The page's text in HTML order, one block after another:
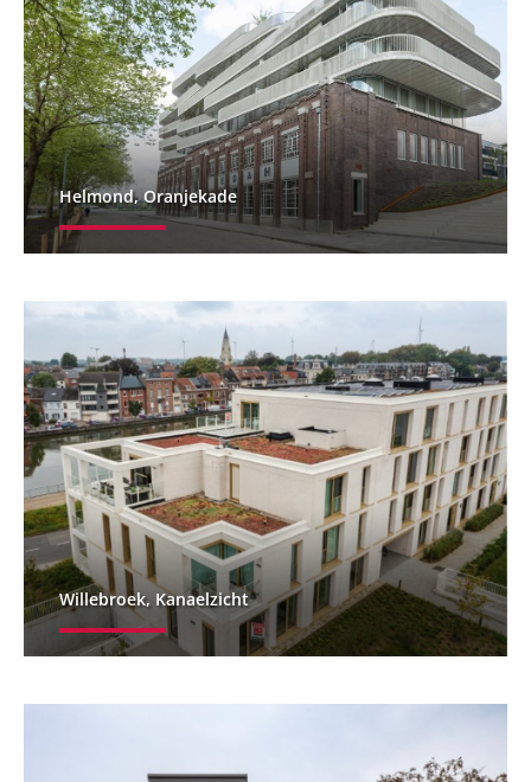
Helmond, Oranjekade
Willebroek, Kanaelzicht